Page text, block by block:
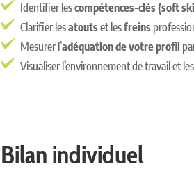
Identifier lescompétences-clés (soft
Clarifier lesatoutset lesfreins
Mesurer l’adéquation de votre profil
Visualiser l’environnement de travail et
Bilan individuel